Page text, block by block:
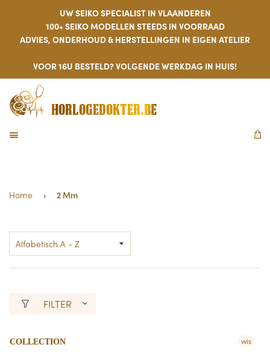
UW SEIKO SPECIALIST IN VLAANDEREN
100+ SEIKO MODELLEN STEEDS IN VOORRAAD
ADVIES, ONDERHOUD & HERSTELLINGEN IN EIGEN ATELIER
VOOR 16U BESTELD? VOLGENDE WERKDAG IN HUIS!
HORLOGEDOKTER.BE
Home › 2 Mm
FILTER
COLLECTION wis